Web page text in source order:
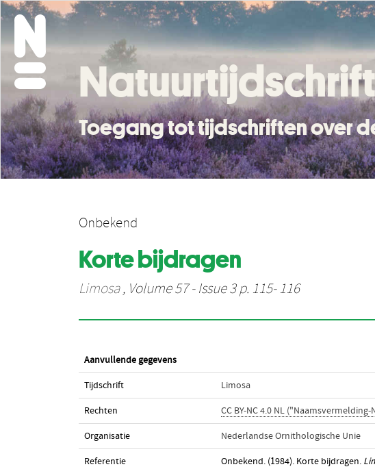
Toegang tot tijdschriften over
Onbekend
Korte bijdragen
Limosa, Volume 57 - Issue 3 p. 115- 116
Aanvullende gegevens
Tijdschrift Limosa
Rechten CC BY-NC 4.0 NL
Organisatie Nederlandse Ornithologische Unie
Referentie Onbekend. (1984). Korte bijdragen.